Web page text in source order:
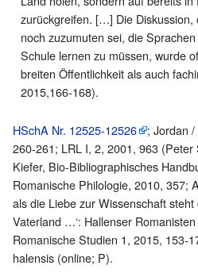
zurückgreifen. […] Die Diskussion,
noch zuzumuten sei, die
Schule lernen zu müssen, wurde
breiten Öffentlichkeit als auch
2015,166-168).
HSchA Nr. 12525-12526
; Jordan
260-261; LRL I, 2, 2001, 963
Kiefer, Bio-Bibliographisches
Romanische Philologie, 2010, 357;
als die Liebe zur Wissenschaft
Vaterland …‘: Hallenser
Romanische Studien 1, 2015, 153-
halensis (online; P).